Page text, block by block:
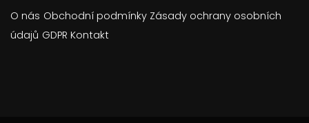
O nás Obchodní podmínky Zásady ochrany osobních
údajů GDPR Kontakt